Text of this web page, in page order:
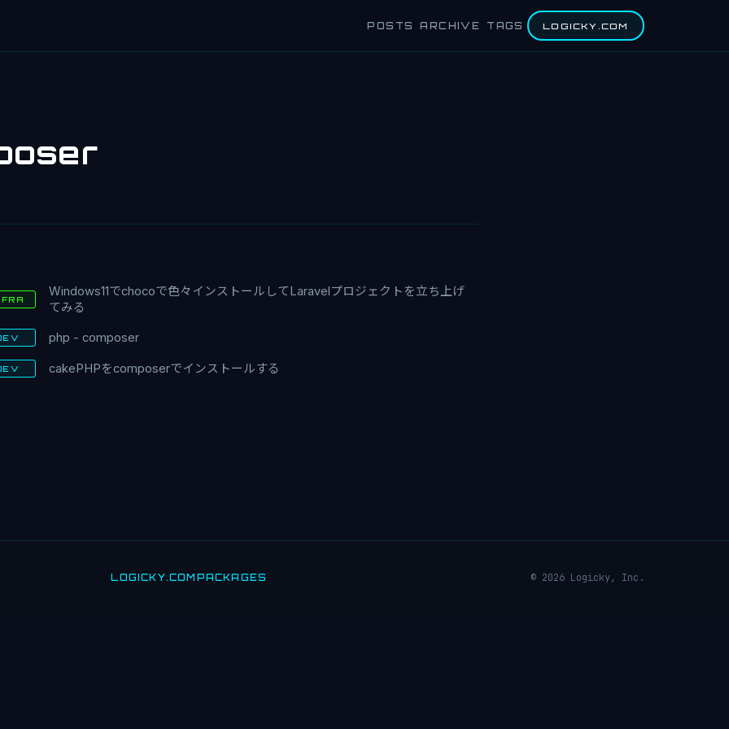
POSTS ARCHIVE TAGS LOGICKY.COM
Windows11でchocoで色々インストールしてLaravelプロジェクトを立ち上げ
てみる
php - composer
cakePHPをcomposerでインストールする
LOGICKY.COM PACKAGES © 2026 Logicky, Inc.